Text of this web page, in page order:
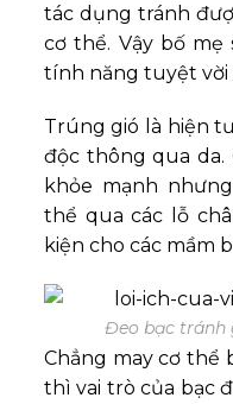
tác dụng tránh
cơ thể. Vậy bố mẹ
tính năng tuyệt vời
Trúng gió là hiện
độc thông qua
khỏe mạnh
thể qua các lỗ
kiện cho các mầm
Đeo bạc tránh
Chẳng may cơ thể
thì vai trò của bạc